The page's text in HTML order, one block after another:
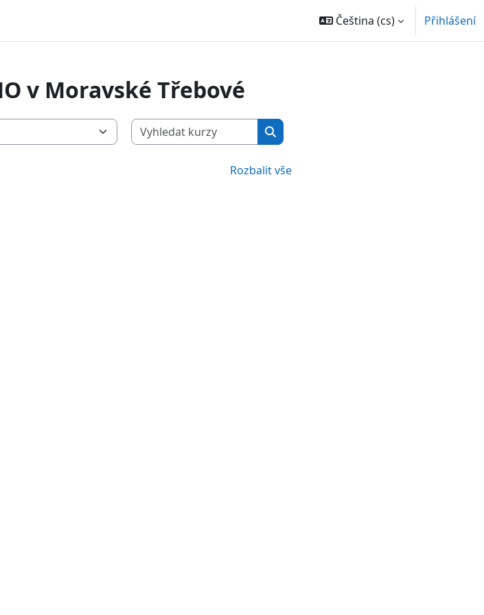
Čeština ‎(cs)‎ Přihlášení
v Moravské Třebové
Vyhledat kurzy
Vyhledat kurzy
Rozbalit vše